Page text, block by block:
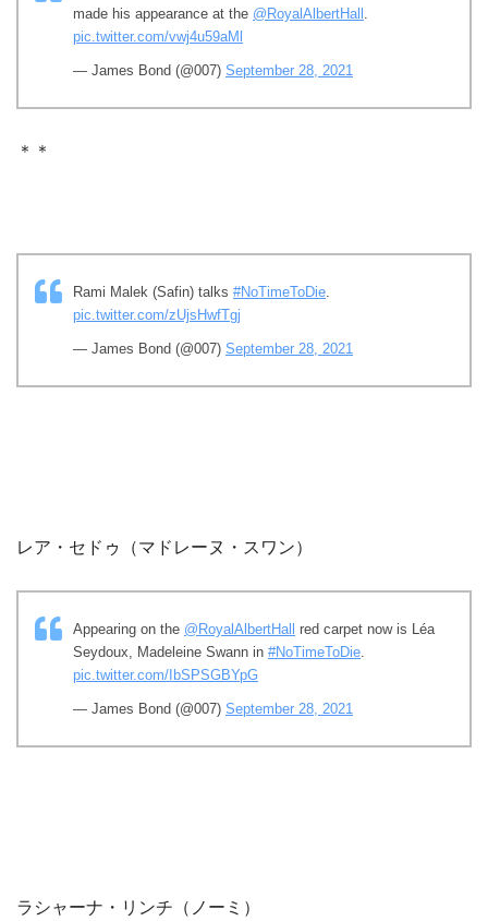
made his appearance at the @RoyalAlbertHall
pic.twitter.com/vwj4u59aMl
— James Bond (@007) September 28, 2021
＊＊
Rami Malek (Safin) talks #NoTimeToDie
pic.twitter.com/zUjsHwfTgj
— James Bond (@007) September 28, 2021
レア・セドゥ（マドレーヌ・スワン）
Appearing on the @RoyalAlbertHall
red carpet now is Léa
Seydoux, Madeleine Swann in #NoTimeToDie
pic.twitter.com/IbSPSGBYpG
— James Bond (@007) September 28, 2021
ラシャーナ・リンチ（ノーミ）